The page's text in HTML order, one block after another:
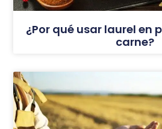
¿Por qué usar laurel en
carne?